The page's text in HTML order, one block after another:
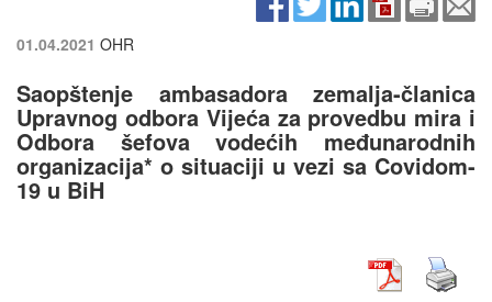
01.04.2021 OHR
Saopštenje ambasadora zemalja-članica
Upravnog odbora Vijeća za provedbu mira i
Odbora šefova vodećih međunarodnih
organizacija* o situaciji u vezi sa Covidom-
19 u BiH